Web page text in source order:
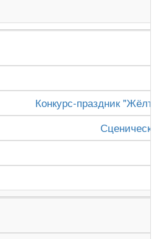
Конкурс-праздник